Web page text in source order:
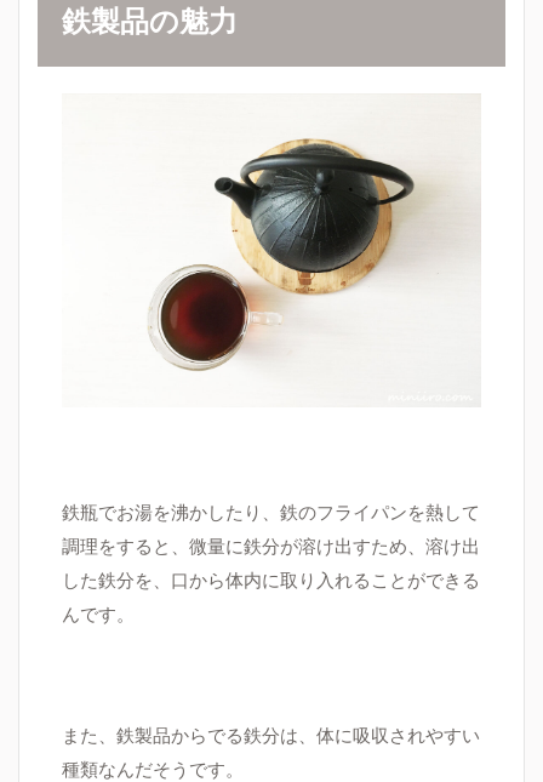
鉄製品の魅力
鉄瓶でお湯を沸かしたり、鉄のフライパンを熱して
調理をすると、微量に鉄分が溶け出すため、溶け出
した鉄分を、口から体内に取り入れることができる
んです。
また、鉄製品からでる鉄分は、体に吸収されやすい
種類なんだそうです。